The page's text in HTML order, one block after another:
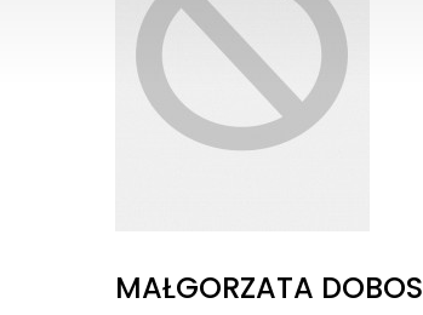
MAŁGORZATA